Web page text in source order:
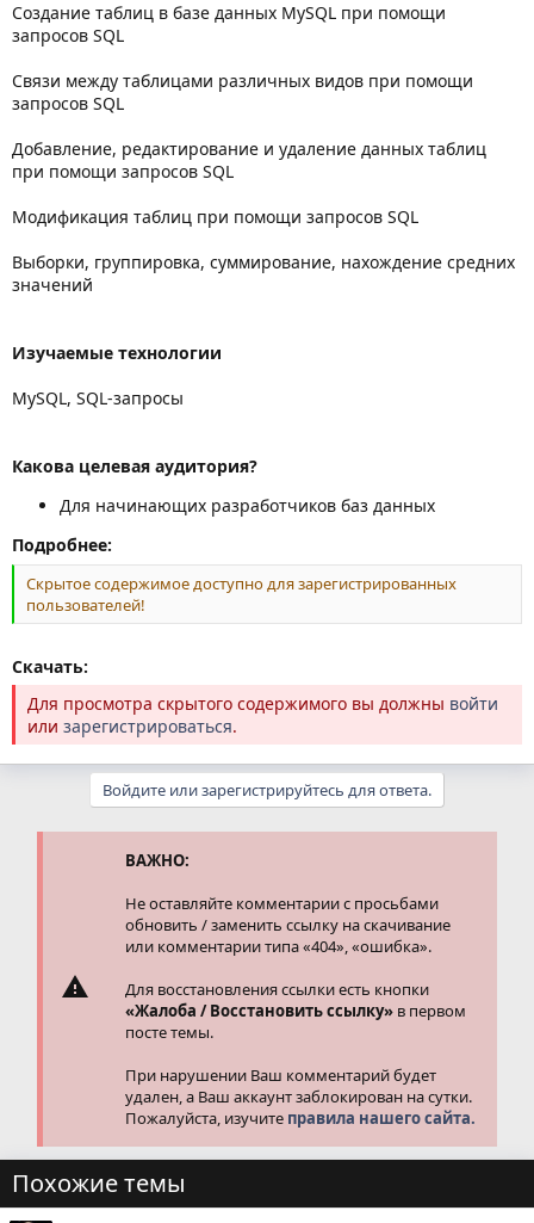
Создание таблиц в базе данных MySQL при помощи
запросов SQL
Cвязи между таблицами различных видов при помощи
запросов SQL
Добавление, редактирование и удаление данных таблиц
при помощи запросов SQL
Модификация таблиц при помощи запросов SQL
Выборки, группировка, суммирование, нахождение средних
значений
Изучаемые технологии
MySQL, SQL-запросы
Какова целевая аудитория?
Для начинающих разработчиков баз данных
Подробнее:
Скрытое содержимое доступно для зарегистрированных
пользователей!
Скачать:
Для просмотра скрытого содержимого вы должны войти
или зарегистрироваться.
Войдите или зарегистрируйтесь для ответа.
ВАЖНО:
Не оставляйте комментарии с просьбами
обновить / заменить ссылку на скачивание
или комментарии типа «404», «ошибка».
Для восстановления ссылки есть кнопки
«Жалоба / Восстановить ссылку» в первом
посте темы.
При нарушении Ваш комментарий будет
удален, а Ваш аккаунт заблокирован на сутки.
Пожалуйста, изучите правила нашего сайта.
Похожие темы